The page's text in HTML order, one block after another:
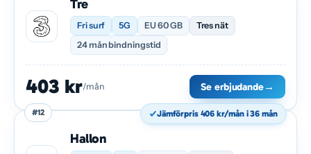
Tre
Fri surf 5G EU 60 GB
Tres nät
24 mån bindningstid
403 kr/mån Se erbjudande→
#12
Hallon
Jämförpris 406 kr/mån i 36 mån